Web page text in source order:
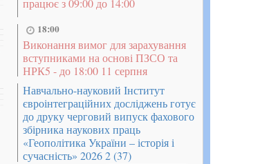
працює з 09:00 до 14:00
18:00
Виконання вимог для зарахування
вступниками на основі ПЗСО та
НРК5 - до 18:00 11 серпня
Навчально-науковий Інститут
євроінтеграційних досліджень готує
до друку черговий випуск фахового
збірника наукових праць
«Геополітика України – історія і
сучасність» 2026 2 (37)